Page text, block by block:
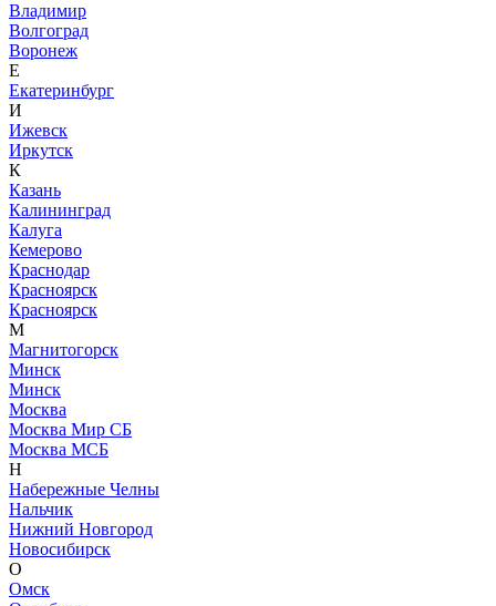
Владимир
Волгоград
Воронеж
Е
Екатеринбург
И
Ижевск
Иркутск
К
Казань
Калининград
Калуга
Кемерово
Краснодар
Красноярск
Красноярск
М
Магнитогорск
Минск
Минск
Москва
Москва Мир СБ
Москва МСБ
Н
Набережные Челны
Нальчик
Нижний Новгород
Новосибирск
О
Омск